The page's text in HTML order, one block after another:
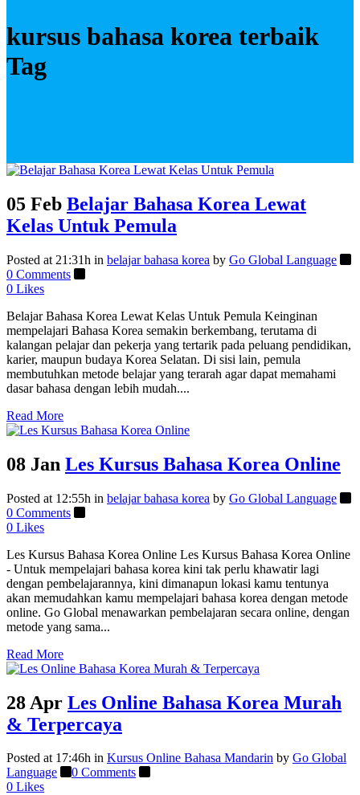
kursus bahasa korea terbaik
Tag
05 Feb Belajar Bahasa Korea Lewat
Kelas Untuk Pemula
Posted at 21:31h in belajar bahasa korea by Go Global Language
0 Comments
0 Likes
Belajar Bahasa Korea Lewat Kelas Untuk Pemula Keinginan
mempelajari Bahasa Korea semakin berkembang, terutama di
kalangan pelajar dan pekerja yang tertarik pada peluang pendidikan,
karier, maupun budaya Korea Selatan. Di sisi lain, pemula
membutuhkan metode belajar yang terarah agar dapat memahami
dasar bahasa dengan lebih mudah....
Read More
08 Jan Les Kursus Bahasa Korea Online
Posted at 12:55h in belajar bahasa korea by Go Global Language
0 Comments
0 Likes
Les Kursus Bahasa Korea Online Les Kursus Bahasa Korea Online
- Untuk mempelajari bahasa korea kini tak perlu khawatir lagi
dengan pembelajarannya, kini dimanapun lokasi kamu tentunya
akan memudahkan kamu mempelajari bahasa korea dengan metode
online. Go Global menawarkan pembelajaran secara online, dengan
metode yang sama...
Read More
28 Apr Les Online Bahasa Korea Murah
& Terpercaya
Posted at 17:46h in Kursus Online Bahasa Mandarin by Go Global
Language
0 Comments
0 Likes